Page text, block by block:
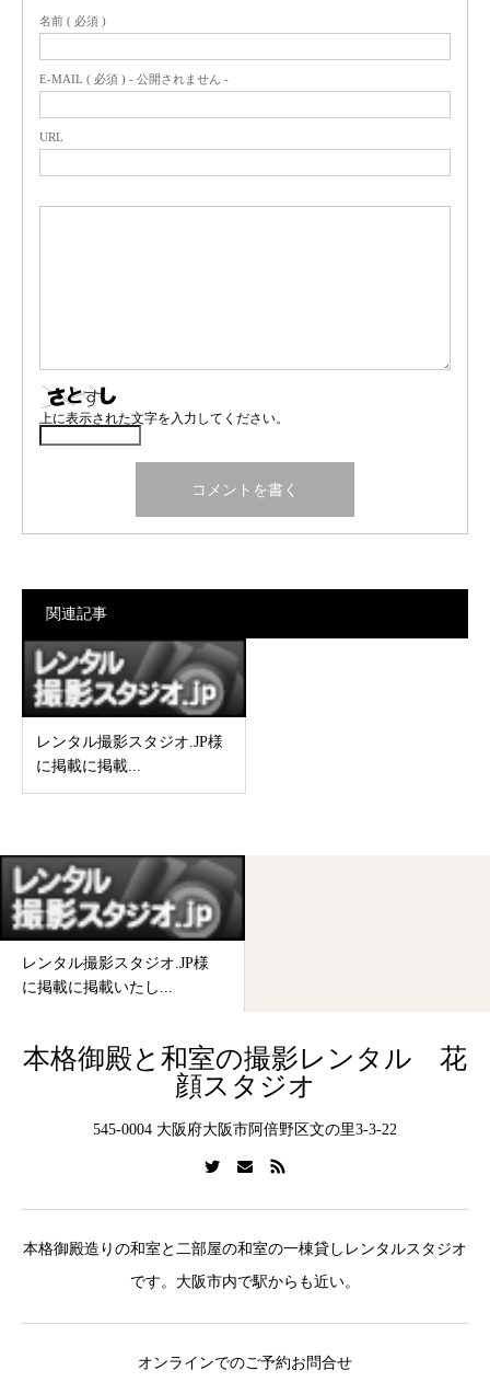
名前 ( 必須 )
E-MAIL ( 必須 ) - 公開されません -
URL
上に表示された文字を入力してください。
関連記事
レンタル撮影スタジオ.JP様
に掲載に掲載...
レンタル撮影スタジオ.JP様
に掲載に掲載いたし...
本格御殿と和室の撮影レンタル 花
顔スタジオ
545-0004 大阪府大阪市阿倍野区文の里3-3-22
本格御殿造りの和室と二部屋の和室の一棟貸しレンタルスタジオ
です。大阪市内で駅からも近い。
オンラインでのご予約お問合せ